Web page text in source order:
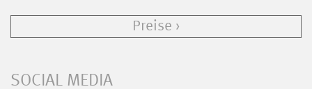
Preise
SOCIAL MEDIA